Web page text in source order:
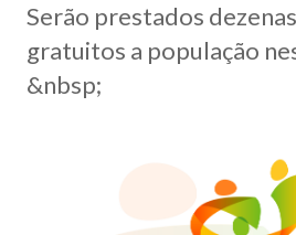
Serão prestados
gratuitos a população
&nbsp;